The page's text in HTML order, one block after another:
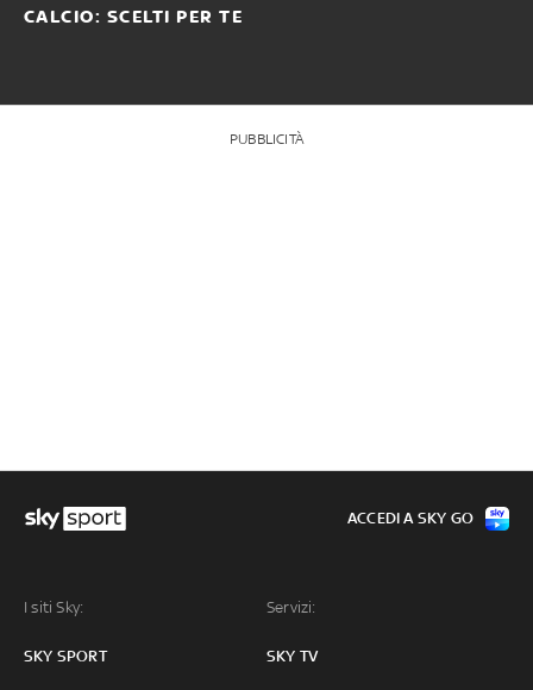
CALCIO: SCELTI PER TE
PUBBLICITÀ
I siti Sky:
SKY SPORT
Servizi:
SKY TV
ACCEDI A SKY GO